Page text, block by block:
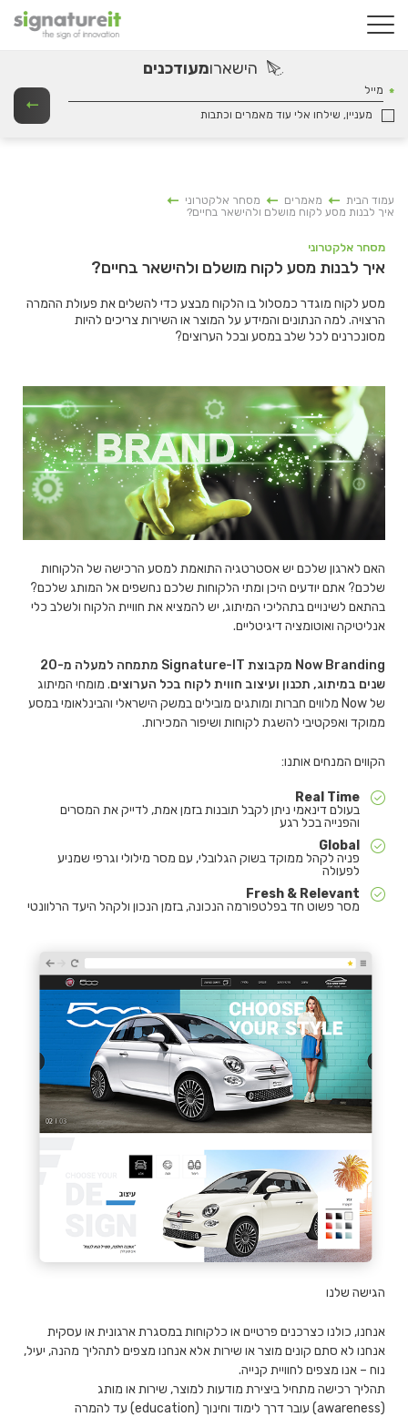
הישארומעודכנים
מייל
מעניין, שילחו אלי עוד מאמרים וכתבות
עמוד הבית מאמרים
מסחר אלקטרוני
איך לבנות מסע לקוח מושלם ולהישאר בחיים?
מסחר אלקטרוני
איך לבנות מסע לקוח מושלם ולהישאר בחיים?
מסע לקוח מוגדר כמסלול בו הלקוח מבצע כדי להשלים את פעולת ההמרה
הרצויה. למה הנתונים והמידע על המוצר או השירות צריכים להיות
מסונכרנים לכל שלב במסע ובכל הערוצים?
האם לארגון שלכם יש אסטרטגיה התואמת למסע הרכישה של הלקוחות
שלכם? אתם יודעים היכן ומתי הלקוחות שלכם נחשפים אל המותג שלכם?
בהתאם לשינויים בתהליכי המיתוג, יש להמציא את חוויית הלקוח ולשלב כלי
אנליטיקה ואוטומציה דיגיטליים.
Now Branding מקבוצת Signature-IT
מתמחה למעלה מ-20
שנים במיתוג, תכנון ועיצוב חווית לקוח בכל הערוצים. מומחי המיתוג
של Now מלווים חברות ומותגים מובילים במשק הישראלי והבינלאומי במסע
ממוקד ואפקטיבי להשגת לקוחות ושיפור המכירות.
הקווים המנחים אותנו:
Real Time
בעולם דינאמי ניתן לקבל תובנות בזמן אמת, לדייק את המסרים
והפנייה בכל רגע
Global
פניה לקהל ממוקד בשוק הגלובלי, עם מסר מילולי וגרפי שמניע
לפעולה
Fresh & Relevant
מסר פשוט חד בפלטפורמה הנכונה, בזמן הנכון ולקהל היעד הרלוונטי
הגישה שלנו
אנחנו, כולנו כצרכנים פרטיים או כלקוחות במסגרת ארגונית או עסקית
אנחנו לא סתם קונים מוצר או שירות אלא אנחנו מצפים לתהליך מהנה, יעיל,
נוח – אנו מצפים לחוויית קנייה.
תהליך רכישה מתחיל ביצירת מודעות למוצר, שירות או מותג
(awareness) עובר דרך לימוד וחינוך (education) עד להמרה